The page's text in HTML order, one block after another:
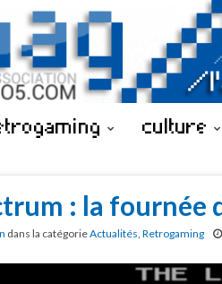
culture
: la fournée
dans la catégorieActualités, Retrogaming